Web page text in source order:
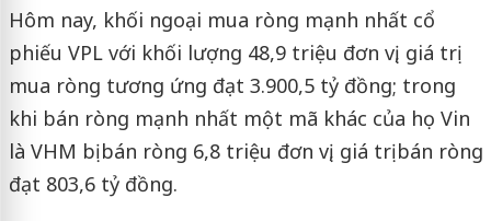
Hôm nay, khối ngoại mua ròng mạnh nhất cổ
phiếu VPL với khối lượng 48,9 triệu đơn vị, giá trị
mua ròng tương ứng đạt 3.900,5 tỷ đồng; trong
khi bán ròng mạnh nhất một mã khác của họ Vin
là VHM bị bán ròng 6,8 triệu đơn vị, giá trị bán ròng
đạt 803,6 tỷ đồng.